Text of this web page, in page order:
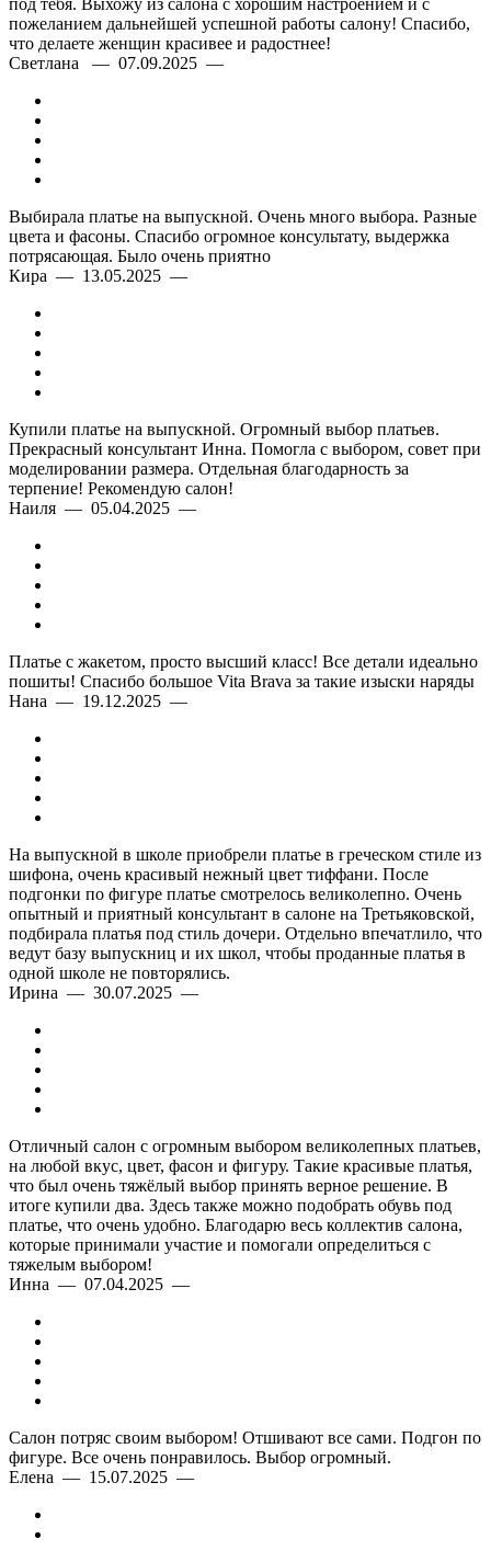
под тебя. Выхожу из салона с хорошим настроением и с
пожеланием дальнейшей успешной работы салону! Спасибо,
что делаете женщин красивее и радостнее!
Светлана — 07.09.2025 —
Выбирала платье на выпускной. Очень много выбора. Разные
цвета и фасоны. Спасибо огромное консультату, выдержка
потрясающая. Было очень приятно
Кира — 13.05.2025 —
Купили платье на выпускной. Огромный выбор платьев.
Прекрасный консультант Инна. Помогла с выбором, совет при
моделировании размера. Отдельная благодарность за
терпение! Рекомендую салон!
Наиля — 05.04.2025 —
Платье с жакетом, просто высший класс! Все детали идеально
пошиты! Спасибо большое Vita Brava за такие изыски наряды
Нана — 19.12.2025 —
На выпускной в школе приобрели платье в греческом стиле из
шифона, очень красивый нежный цвет тиффани. После
подгонки по фигуре платье смотрелось великолепно. Очень
опытный и приятный консультант в салоне на Третьяковской,
подбирала платья под стиль дочери. Отдельно впечатлило, что
ведут базу выпускниц и их школ, чтобы проданные платья в
одной школе не повторялись.
Ирина — 30.07.2025 —
Отличный салон с огромным выбором великолепных платьев,
на любой вкус, цвет, фасон и фигуру. Такие красивые платья,
что был очень тяжёлый выбор принять верное решение. В
итоге купили два. Здесь также можно подобрать обувь под
платье, что очень удобно. Благодарю весь коллектив салона,
которые принимали участие и помогали определиться с
тяжелым выбором!
Инна — 07.04.2025 —
Салон потряс своим выбором! Отшивают все сами. Подгон по
фигуре. Все очень понравилось. Выбор огромный.
Елена — 15.07.2025 —